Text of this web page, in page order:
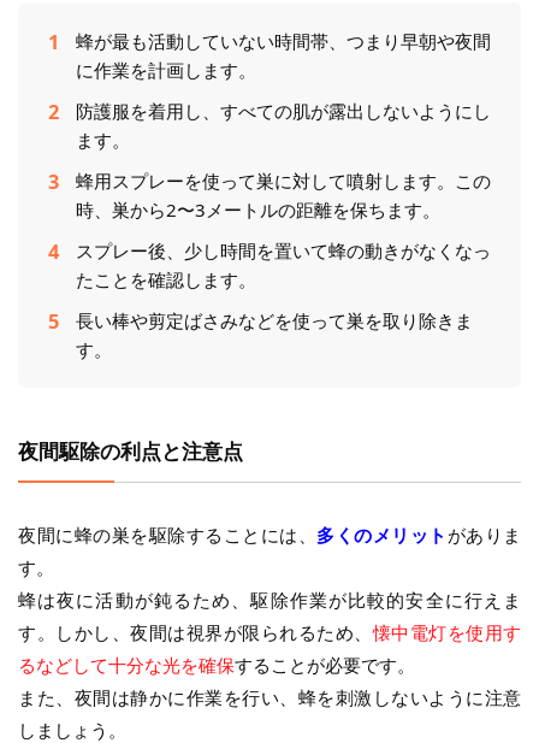
蜂が最も活動していない時間帯、つまり早朝や夜間
に作業を計画します。
防護服を着用し、すべての肌が露出しないようにし
ます。
蜂用スプレーを使って巣に対して噴射します。この
時、巣から2〜3メートルの距離を保ちます。
スプレー後、少し時間を置いて蜂の動きがなくなっ
たことを確認します。
長い棒や剪定ばさみなどを使って巣を取り除きま
す。
夜間駆除の利点と注意点
夜間に蜂の巣を駆除することには、 多くのメリット がありま
す。
蜂は夜に活動が鈍るため、駆除作業が比較的安全に行えま
す。しかし、夜間は視界が限られるため、懐中電灯を使用す
るなどして十分な光を確保することが必要です。
また、夜間は静かに作業を行い、蜂を刺激しないように注意
しましょう。